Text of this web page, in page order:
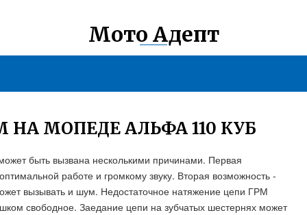
Мото Адепт
МОПЕДЕ АЛЬФА 110 КУБ
быть вызвана несколькими причинами. Первая
работе и громкому звуку. Вторая возможность -
вызывать и шум. Недостаточное натяжение цепи ГРМ
свободное. Заедание цепи на зубчатых шестернях может